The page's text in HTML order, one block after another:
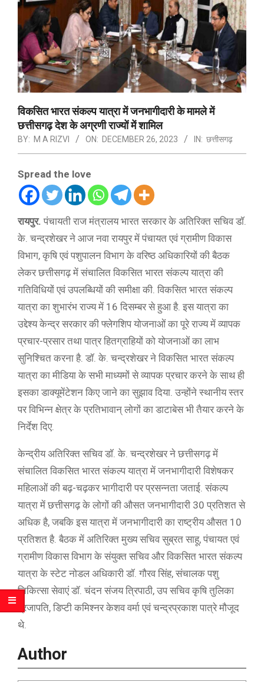
विकसित भारत संकल्प यात्रा में जनभागीदारी के मामले में
छत्तीसगढ़ देश के अग्रणी राज्यों में शामिल
BY: M A RIZVI ON: DECEMBER 26, 2023 IN: छत्तीसगढ़
Spread the love
रायपुर. पंचायती राज मंत्रालय भारत सरकार के अतिरिक्त सचिव डॉ.
के. चन्द्रशेखर ने आज नवा रायपुर में पंचायत एवं ग्रामीण विकास
विभाग, कृषि एवं पशुपालन विभाग के वरिष्ठ अधिकारियों की बैठक
लेकर छत्तीसगढ़ में संचालित विकसित भारत संकल्प यात्रा की
गतिविधियों एवं उपलब्धियों की समीक्षा की. विकसित भारत संकल्प
यात्रा का शुभारंभ राज्य में 16 दिसम्बर से हुआ है. इस यात्रा का
उद्देश्य केन्द्र सरकार की फ्लेगशिप योजनाओं का पूरे राज्य में व्यापक
प्रचार-प्रसार तथा पात्र हितग्राहियों को योजनाओं का लाभ
सुनिश्चित करना है. डॉ. के. चन्द्रशेखर ने विकसित भारत संकल्प
यात्रा का मीडिया के सभी माध्यमों से व्यापक प्रचार करने के साथ ही
इसका डाक्यूमेंटेशन किए जाने का सुझाव दिया. उन्होंने स्थानीय स्तर
पर विभिन्न क्षेत्र के प्रतिभावान् लोगों का डाटाबेस भी तैयार करने के
निर्देश दिए.
केन्द्रीय अतिरिक्त सचिव डॉ. के. चन्द्रशेखर ने छत्तीसगढ़ में
संचालित विकसित भारत संकल्प यात्रा में जनभागीदारी विशेषकर
महिलाओं की बढ़-चढ़कर भागीदारी पर प्रसन्नता जताई. संकल्प
यात्रा में छत्तीसगढ़ के लोगों की औसत जनभागीदारी 30 प्रतिशत से
अधिक है, जबकि इस यात्रा में जनभागीदारी का राष्ट्रीय औसत 10
प्रतिशत है. बैठक में अतिरिक्त मुख्य सचिव सुब्रत साहू, पंचायत एवं
ग्रामीण विकास विभाग के संयुक्त सचिव और विकसित भारत संकल्प
यात्रा के स्टेट नोडल अधिकारी डॉ. गौरव सिंह, संचालक पशु
चिकित्सा सेवाएं डॉ. चंदन संजय त्रिपाठी, उप सचिव कृषि तुलिका
प्रजापति, डिप्टी कमिश्नर केशव वर्मा एवं चन्द्रप्रकाश पात्रे मौजूद
थे.
Author